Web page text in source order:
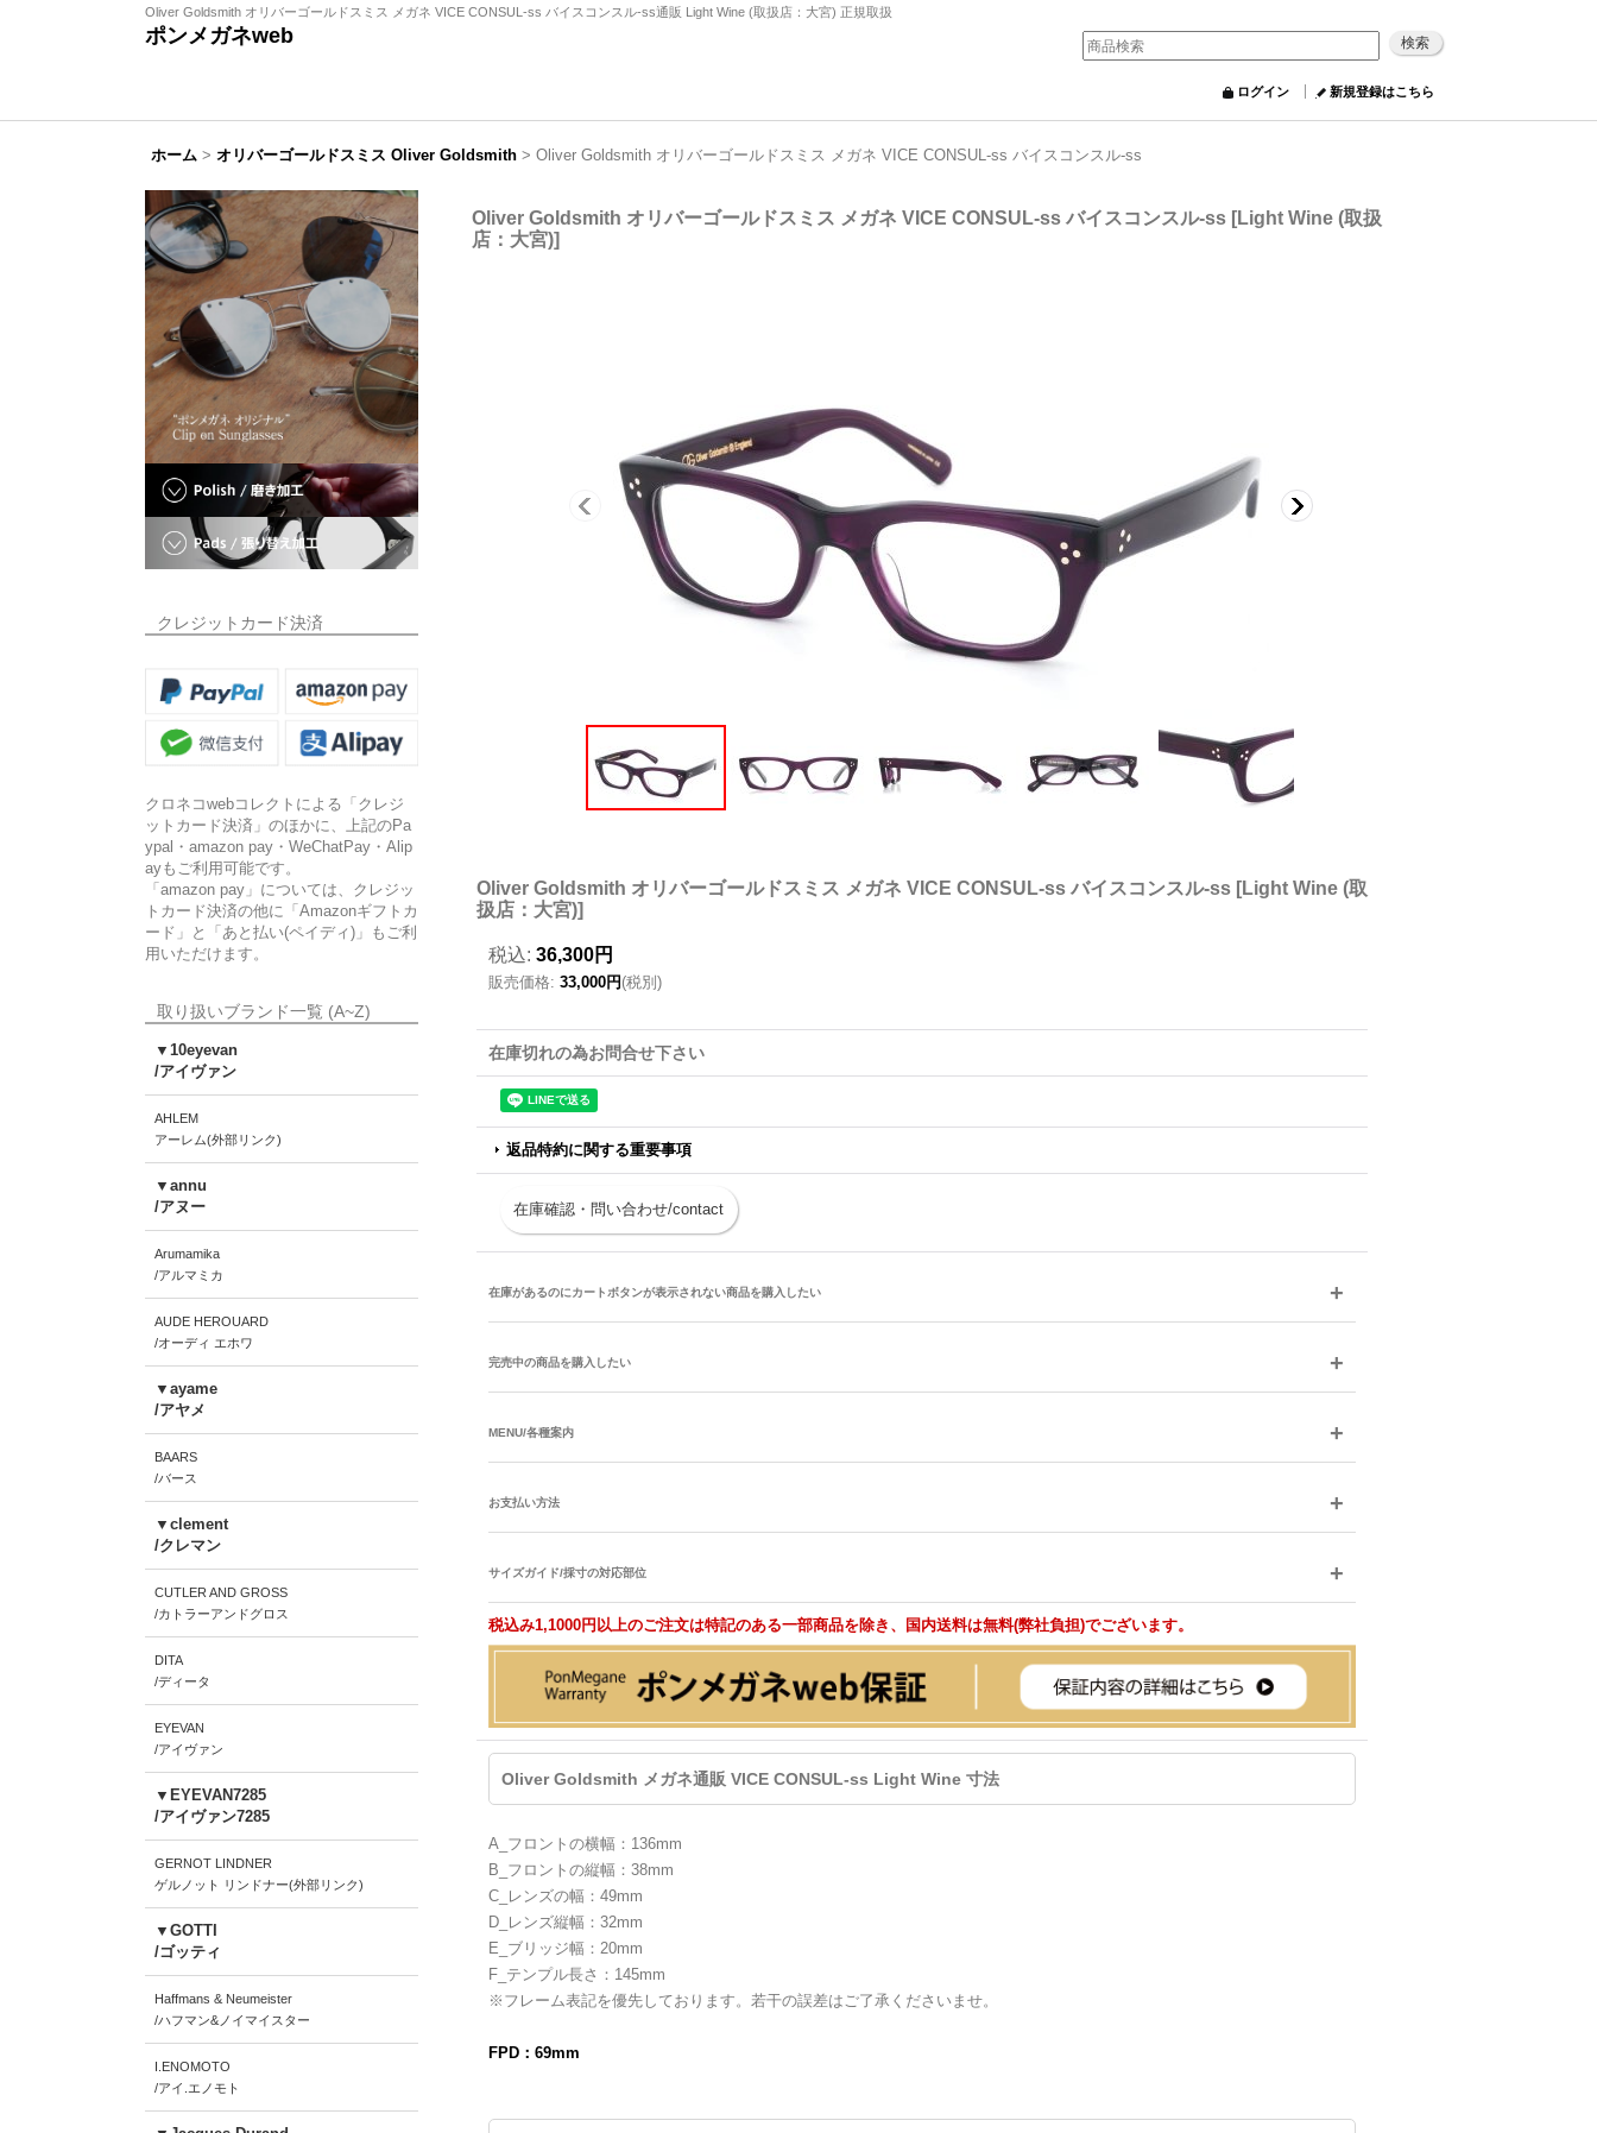
Oliver Goldsmith オリバーゴールドスミス メガネ VICE CONSUL-ss バイスコンスル-ss通販 Light Wine (取扱店：大宮) 正規取扱
ポンメガネweb
ログイン 新規登録はこちら
ホーム > オリバーゴールドスミス Oliver Goldsmith > Oliver Goldsmith オリバーゴールドスミス メガネ VICE CONSUL-ss バイスコンスル-ss
Oliver Goldsmith オリバーゴールドスミス メガネ VICE CONSUL-ss バイスコンスル-ss [Light Wine (取扱
店：大宮)]
Oliver Goldsmith オリバーゴールドスミス メガネ VICE CONSUL-ss バイスコンスル-ss [Light Wine (取
扱店：大宮)]
販売価格: 33,000円 (税別)
税込: 36,300円
在庫切れの為お問合せ下さい
返品特約に関する重要事項
在庫確認・問い合わせ/contact
在庫があるのにカートボタンが表示されない商品を購入したい
完売中の商品を購入したい
MENU/各種案内
お支払い方法
サイズガイド/採寸の対応部位
税込み1,1000円以上のご注文は特記のある一部商品を除き、国内送料は無料(弊社負担)でございます。
Oliver Goldsmith メガネ通販 VICE CONSUL-ss Light Wine 寸法
A_フロントの横幅：136mm
B_フロントの縦幅：38mm
C_レンズの幅：49mm
D_レンズ縦幅：32mm
E_ブリッジ幅：20mm
F_テンプル長さ：145mm
※フレーム表記を優先しております。若干の誤差はご了承くださいませ。
FPD：69mm
クレジットカード決済
クロネコwebコレクトによる「クレジ
ットカード決済」のほかに、上記のPa
ypal・amazon pay・WeChatPay・Alip
ayもご利用可能です。
「amazon pay」については、クレジッ
トカード決済の他に「Amazonギフトカ
ード」と「あと払い(ペイディ)」もご利
用いただけます。
取り扱いブランド一覧 (A~Z)
▼10eyevan
/アイヴァン
AHLEM
アーレム(外部リンク)
▼annu
/アヌー
Arumamika
/アルマミカ
AUDE HEROUARD
/オーディ エホワ
▼ayame
/アヤメ
BAARS
/バース
▼clement
/クレマン
CUTLER AND GROSS
/カトラーアンドグロス
DITA
/ディータ
EYEVAN
/アイヴァン
▼EYEVAN7285
/アイヴァン7285
GERNOT LINDNER
ゲルノット リンドナー(外部リンク)
▼GOTTI
/ゴッティ
Haffmans & Neumeister
/ハフマン&ノイマイスター
I.ENOMOTO
/アイ.エノモト